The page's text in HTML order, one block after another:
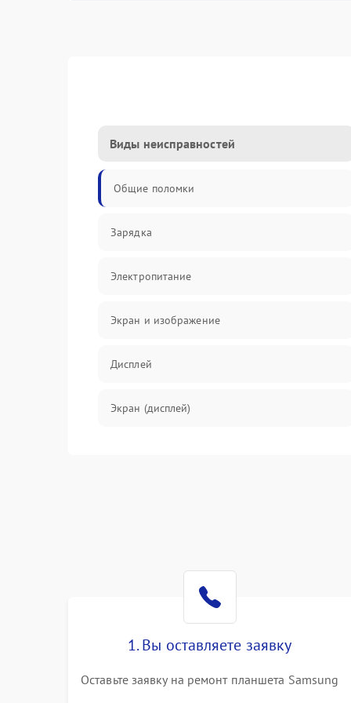
Виды неисправностей
Общие поломки
Зарядка
Электропитание
Экран и изображение
Дисплей
Экран (дисплей)
Влага и механические повреждения
Сеть и интернет
1. Вы оставляете заявку
Оставьте заявку на ремонт планшета Samsung